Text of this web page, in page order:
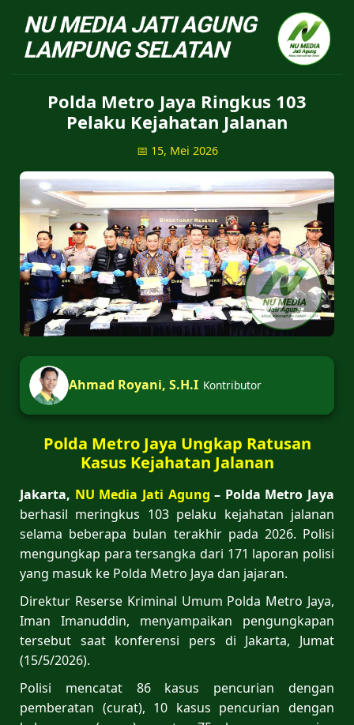
NU Jatiagung - Situs
Polda Metro Jaya Ringkus 103
Pelaku Kejahatan Jalanan
📅 15, Mei 2026
Ahmad Royani, S.H.I Kontributor
Polda Metro Jaya Ungkap Ratusan
Kasus Kejahatan Jalanan
Jakarta, NU Media Jati Agung – Polda Metro Jaya
berhasil meringkus 103 pelaku kejahatan jalanan
selama beberapa bulan terakhir pada 2026. Polisi
mengungkap para tersangka dari 171 laporan polisi
yang masuk ke Polda Metro Jaya dan jajaran.
Direktur Reserse Kriminal Umum Polda Metro Jaya,
Iman Imanuddin, menyampaikan pengungkapan
tersebut saat konferensi pers di Jakarta, Jumat
(15/5/2026).
Polisi mencatat 86 kasus pencurian dengan
pemberatan (curat), 10 kasus pencurian dengan